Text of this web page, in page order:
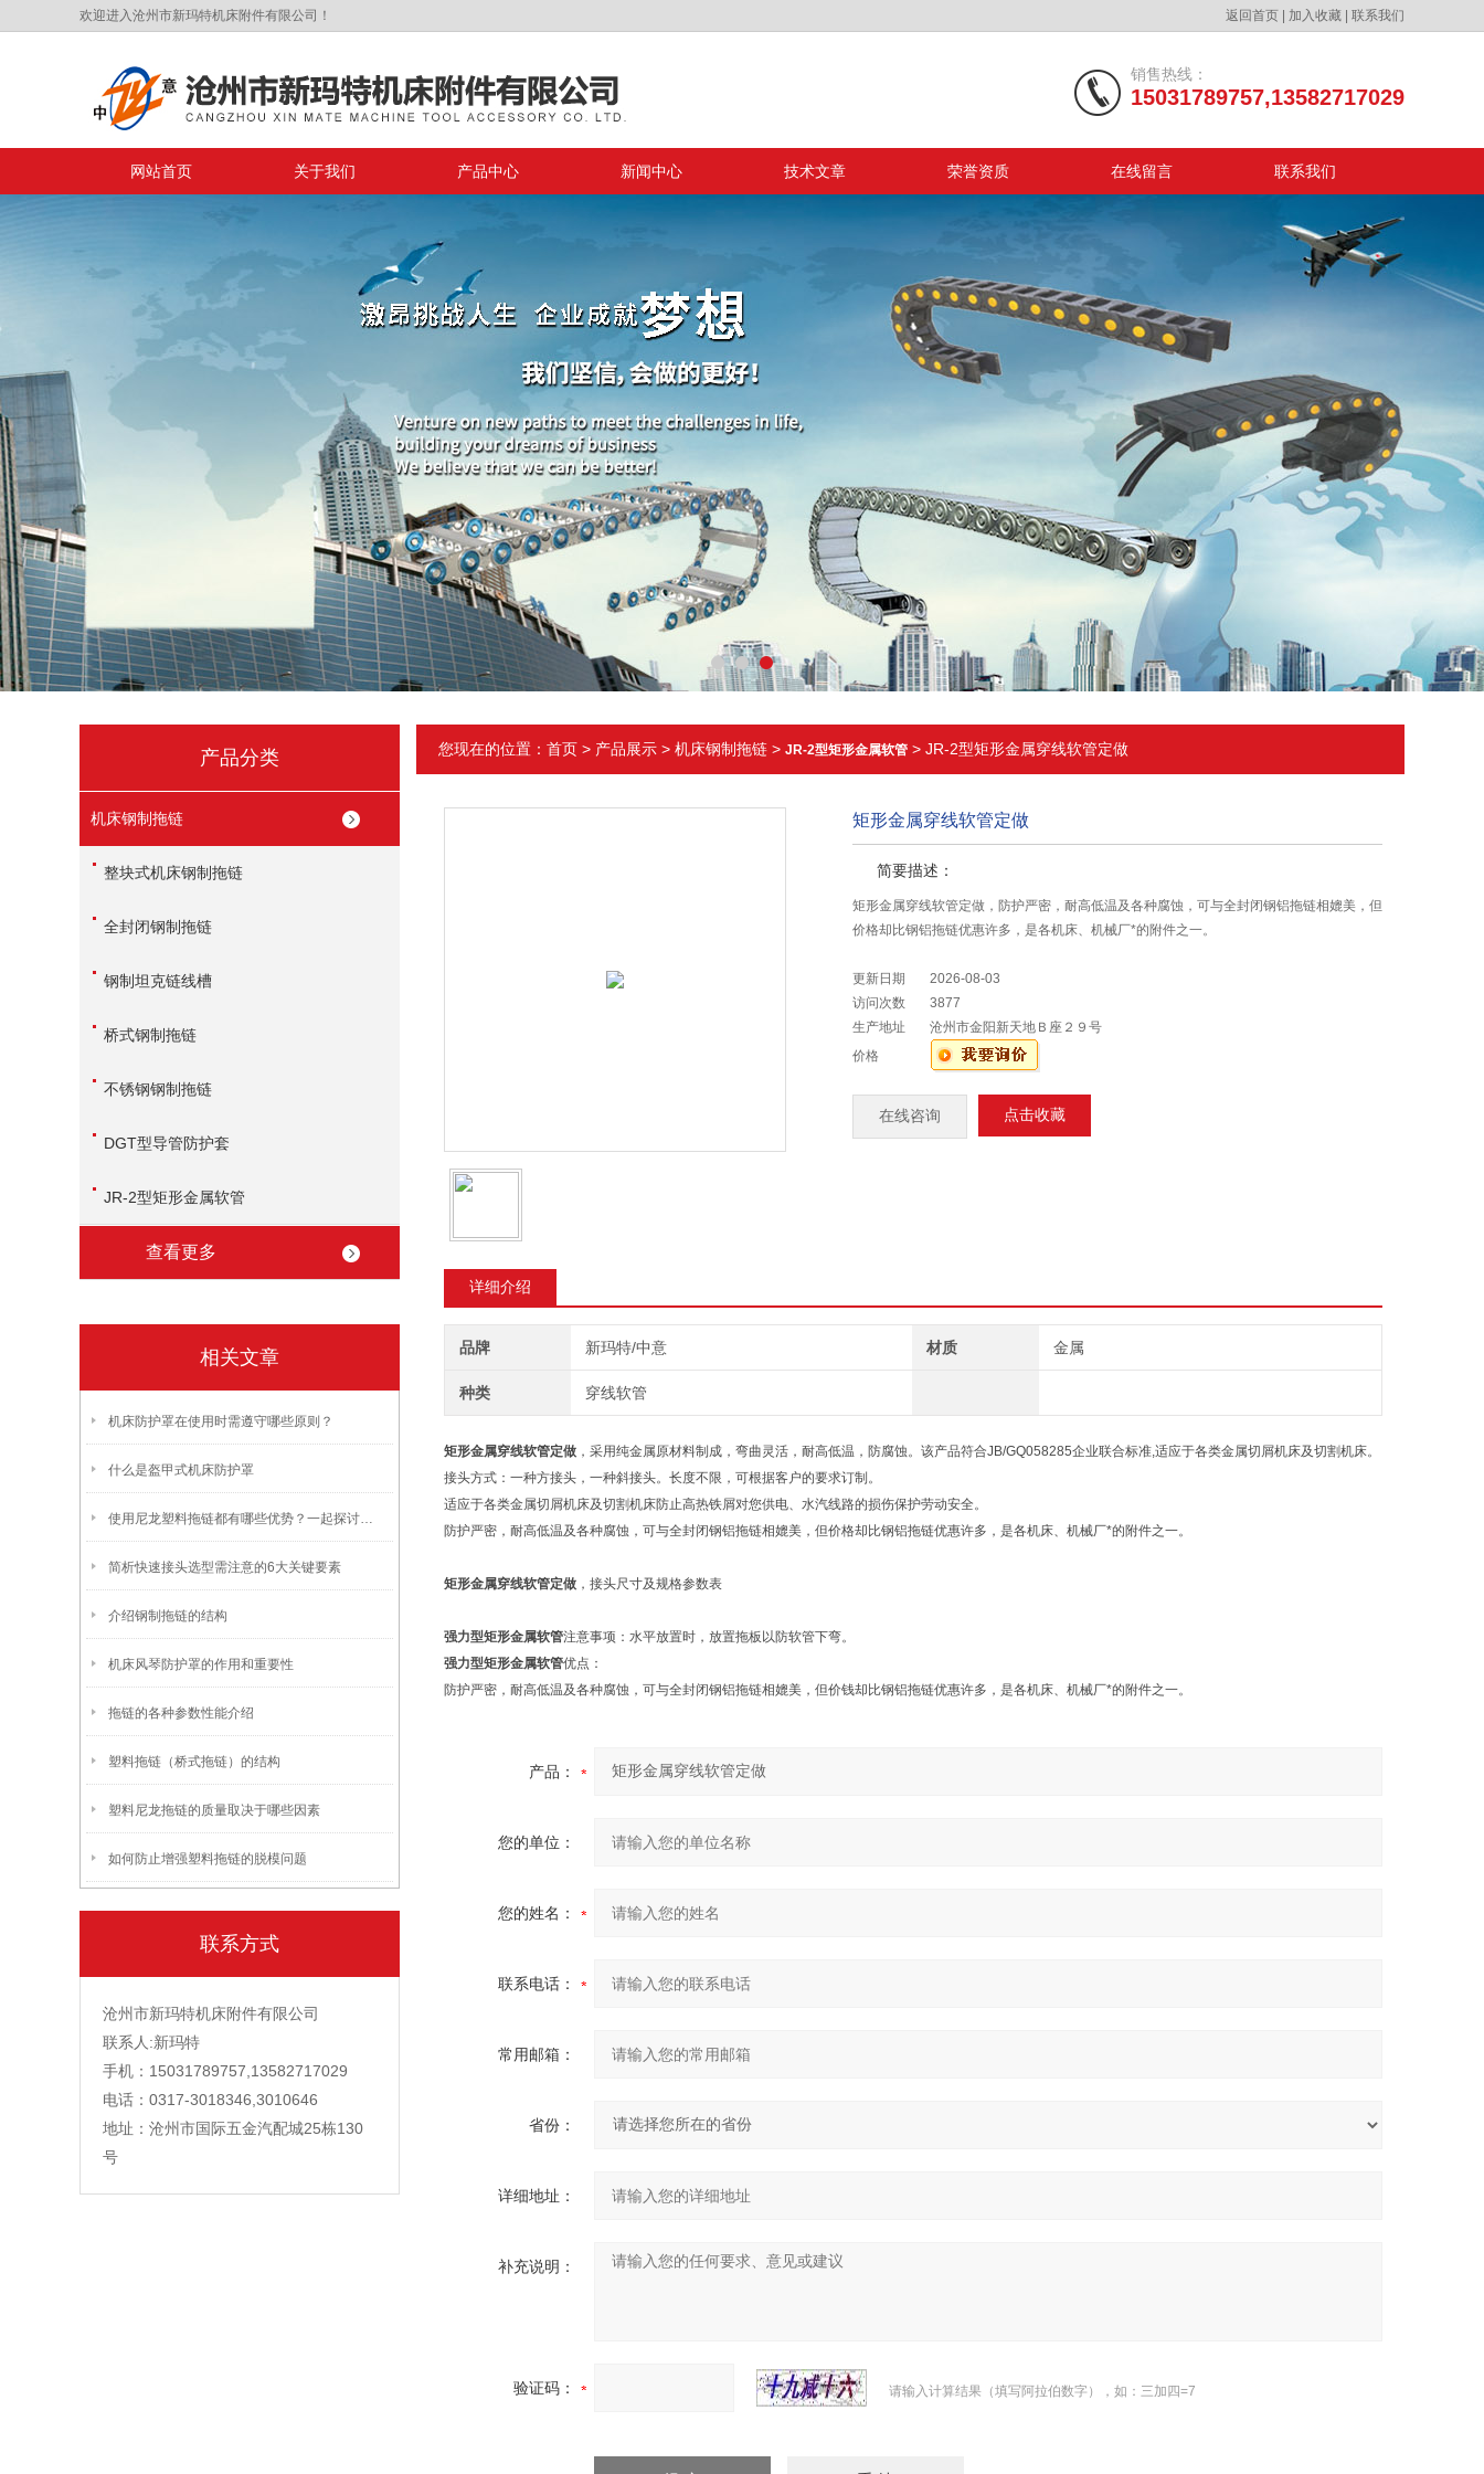
欢迎进入沧州市新玛特机床附件有限公司！ 返回首页 加入收藏 联系我们
销售热线：
15031789757,13582717029
网站首页 关于我们 产品中心 新闻中心 技术文章 荣誉资质 在线留言 联系我们
产品分类
机床钢制拖链
整块式机床钢制拖链
全封闭钢制拖链
钢制坦克链线槽
桥式钢制拖链
不锈钢钢制拖链
DGT型导管防护套
JR-2型矩形金属软管
查看更多
相关文章
机床防护罩在使用时需遵守哪些原则？
什么是盔甲式机床防护罩
使用尼龙塑料拖链都有哪些优势？一起探讨一下吧！
简析快速接头选型需注意的6大关键要素
介绍钢制拖链的结构
机床风琴防护罩的作用和重要性
拖链的各种参数性能介绍
塑料拖链（桥式拖链）的结构
塑料尼龙拖链的质量取决于哪些因素
如何防止增强塑料拖链的脱模问题
联系方式
沧州市新玛特机床附件有限公司
联系人:新玛特
手机：15031789757,13582717029
电话：0317-3018346,3010646
地址：沧州市国际五金汽配城25栋130
号
您现在的位置： 首页 > 产品展示 > 机床钢制拖链 > JR-2型矩形金属软管 > JR-2型矩形金属穿线软管定做
矩形金属穿线软管定做
简要描述：
矩形金属穿线软管定做，防护严密，耐高低温及各种腐蚀，可与全封闭钢铝拖链相媲美，但
价格却比钢铝拖链优惠许多，是各机床、机械厂*的附件之一。
更新日期
2026-08-03
访问次数
3877
生产地址
沧州市金阳新天地Ｂ座２９号
价格
在线咨询 点击收藏
详细介绍
品牌 新玛特/中意 材质 金属
种类 穿线软管
矩形金属穿线软管定做 ，采用纯金属原材料制成，弯曲灵活，耐高低温，防腐蚀。该产品符合JB/GQ058285企业联合标准,适应于各类金属切屑机床及切割机床。
接头方式：一种方接头，一种斜接头。长度不限，可根据客户的要求订制。
适应于各类金属切屑机床及切割机床防止高热铁屑对您供电、水汽线路的损伤保护劳动安全。
防护严密，耐高低温及各种腐蚀，可与全封闭钢铝拖链相媲美，但价格却比钢铝拖链优惠许多，是各机床、机械厂*的附件之一。
矩形金属穿线软管定做 ，接头尺寸及规格参数表
强力型矩形金属软管注意事项：水平放置时，放置拖板以防软管下弯。
强力型矩形金属软管优点：
防护严密，耐高低温及各种腐蚀，可与全封闭钢铝拖链相媲美，但价钱却比钢铝拖链优惠许多，是各机床、机械厂*的附件之一。
产品：
您的单位：
您的姓名：
联系电话：
常用邮箱：
省份：
详细地址：
补充说明：
验证码： 请输入计算结果（填写阿拉伯数字），如：三加四=7